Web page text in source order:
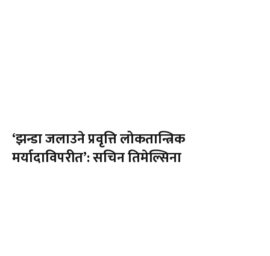
‘झन्डा जलाउने प्रवृत्ति लोकतान्त्रिक
मर्यादाविपरीत’: सचिन तिमेल्सिना